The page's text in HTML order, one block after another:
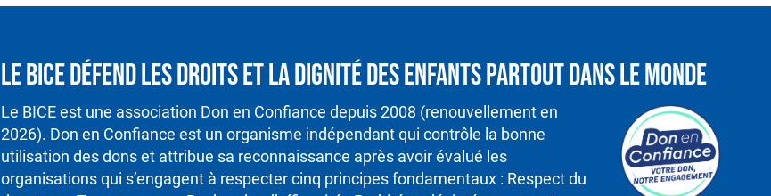
Le BICE défend les droits et la dignité des enfants partout dans le monde
Le BICE est une association Don en Confiance depuis 2008 (renouvellement en
2026). Don en Confiance est un organisme indépendant qui contrôle la bonne
utilisation des dons et attribue sa reconnaissance après avoir évalué les
organisations qui s’engagent à respecter cinq principes fondamentaux : Respect du